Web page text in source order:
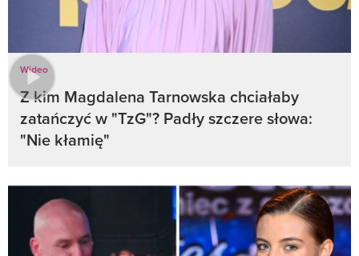
Wideo
Z kim Magdalena Tarnowska chciałaby
zatańczyć w "TzG"? Padły szczere słowa:
"Nie kłamię"